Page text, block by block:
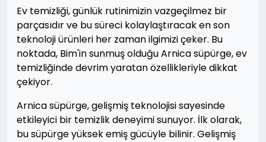
Ev temizliği, günlük rutinimizin vazgeçilmez bir
parçasıdır ve bu süreci kolaylaştıracak en son
teknoloji ürünleri her zaman ilgimizi çeker. Bu
noktada, Bim'in sunmuş olduğu Arnica süpürge, ev
temizliğinde devrim yaratan özellikleriyle dikkat
çekiyor.
Arnica süpürge, gelişmiş teknolojisi sayesinde
etkileyici bir temizlik deneyimi sunuyor. İlk olarak,
bu süpürge yüksek emiş gücüyle bilinir. Gelişmiş